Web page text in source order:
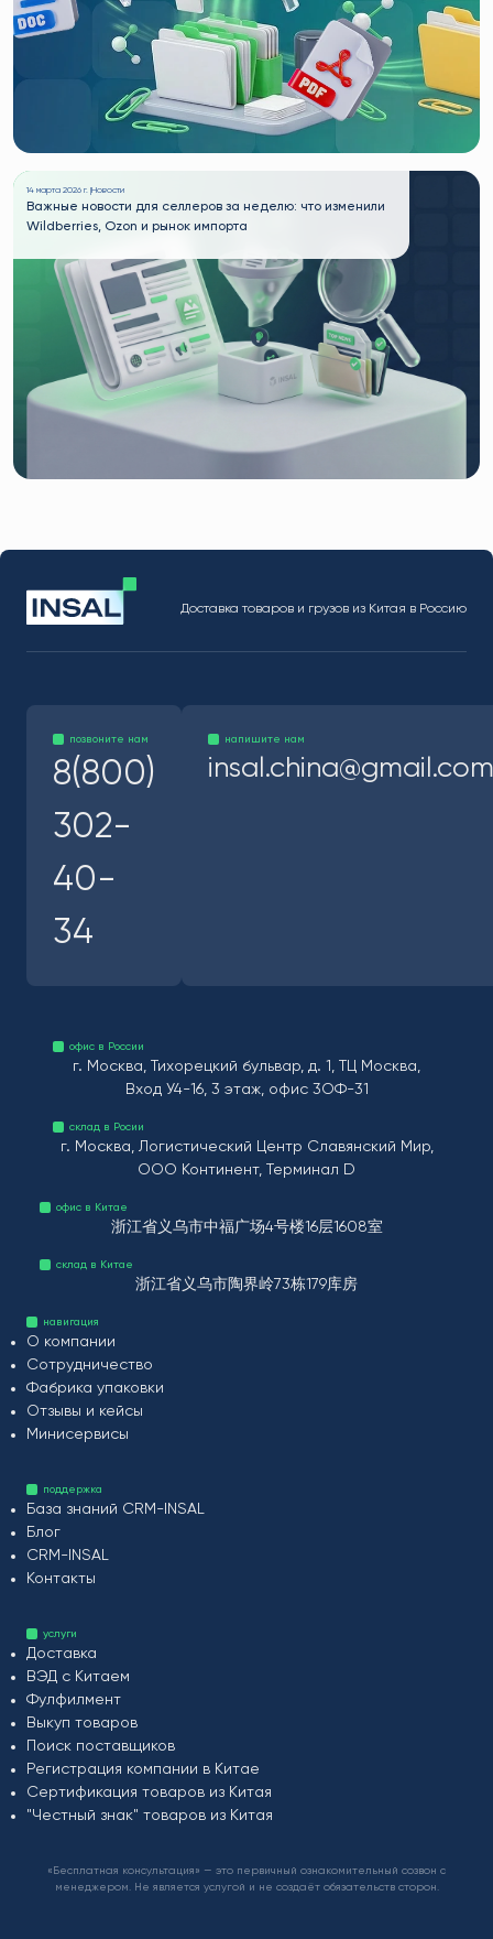
14 марта 2026 г. | Новости
Важные новости для селлеров за неделю: что изменили
Wildberries, Ozon и рынок импорта
Доставка товаров и грузов из Китая в Россию
позвоните нам
8(800)
302-
40-
34
напишите нам
insal.china@gmail.com
офис в России
г. Москва, Тихорецкий бульвар, д. 1, ТЦ Москва,
Вход У4-16, 3 этаж, офис 3ОФ-31
склад в Росии
г. Москва, Логистический Центр Славянский Мир,
ООО Континент, Терминал D
офис в Китае
浙江省义乌市中福广场4号楼16层1608室
склад в Китае
浙江省义乌市陶界岭73栋179库房
навигация
О компании
Сотрудничество
Фабрика упаковки
Отзывы и кейсы
Минисервисы
поддержка
База знаний CRM-INSAL
Блог
CRM-INSAL
Контакты
услуги
Доставка
ВЭД с Китаем
Фулфилмент
Выкуп товаров
Поиск поставщиков
Регистрация компании в Китае
Сертификация товаров из Китая
"Честный знак" товаров из Китая
«Бесплатная консультация» — это первичный ознакомительный созвон с
менеджером. Не является услугой и не создаёт обязательств сторон.